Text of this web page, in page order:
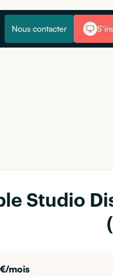
Nous contacter
Studio
€/mois